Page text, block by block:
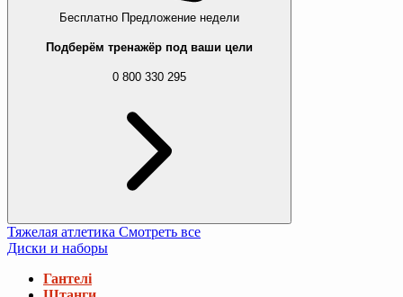
Бесплатно Предложение недели
Подберём тренажёр под ваши цели
0 800 330 295
Тяжелая атлетика Смотреть все
Диски и наборы
Гантелі